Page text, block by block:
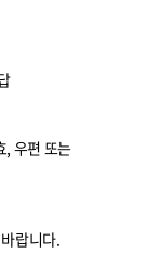
우편 또는
랍니다.